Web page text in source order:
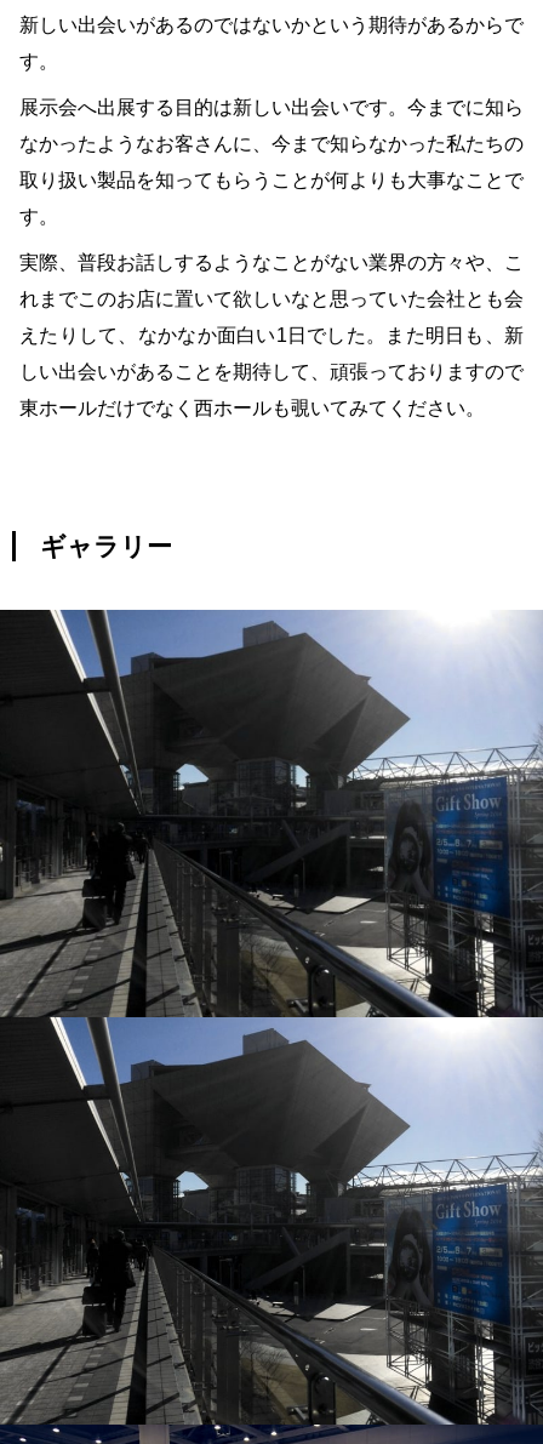
新しい出会いがあるのではないかという期待があるからで
す。
展示会へ出展する目的は新しい出会いです。今までに知ら
なかったようなお客さんに、今まで知らなかった私たちの
取り扱い製品を知ってもらうことが何よりも大事なことで
す。
実際、普段お話しするようなことがない業界の方々や、こ
れまでこのお店に置いて欲しいなと思っていた会社とも会
えたりして、なかなか面白い1日でした。また明日も、新
しい出会いがあることを期待して、頑張っておりますので
東ホールだけでなく西ホールも覗いてみてください。
ギャラリー